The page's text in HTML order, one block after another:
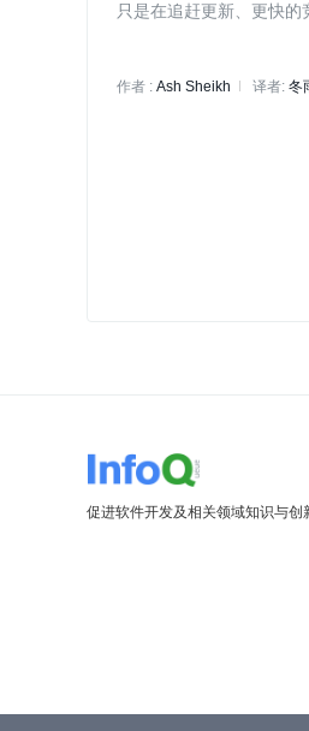
只是在追赶更新、更快的
作者 : Ash Sheikh 译者: 冬
促进软件开发及相关领域知识与创